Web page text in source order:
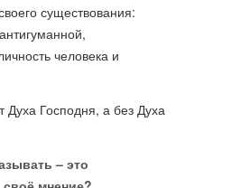
существования:
человека и
Духа Господня, а без Духа
– это